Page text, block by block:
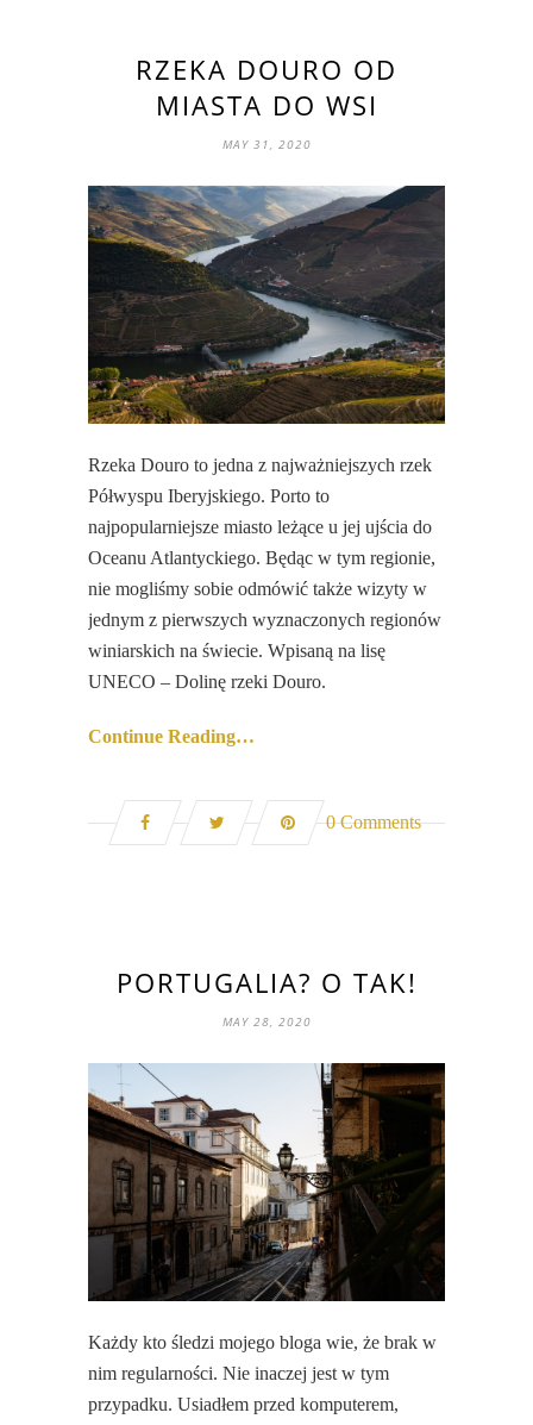
RZEKA DOURO OD
MIASTA DO WSI
MAY 31, 2020
Rzeka Douro to jedna z najważniejszych rzek
Półwyspu Iberyjskiego. Porto to
najpopularniejsze miasto leżące u jej ujścia do
Oceanu Atlantyckiego. Będąc w tym regionie,
nie mogliśmy sobie odmówić także wizyty w
jednym z pierwszych wyznaczonych regionów
winiarskich na świecie. Wpisaną na lisę
UNECO – Dolinę rzeki Douro.
Continue Reading…
0 Comments
PORTUGALIA? O TAK!
MAY 28, 2020
Każdy kto śledzi mojego bloga wie, że brak w
nim regularności. Nie inaczej jest w tym
przypadku. Usiadłem przed komputerem,